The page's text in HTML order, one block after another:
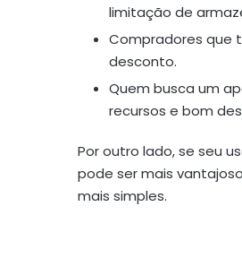
limitação de
Compradores que
desconto.
Quem busca um
recursos e bom
Por outro lado, se seu
pode ser mais
mais simples.